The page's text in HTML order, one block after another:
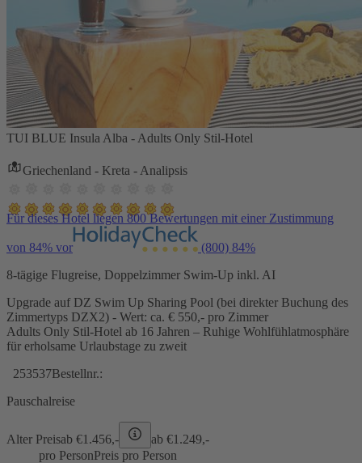
TUI BLUE Insula Alba - Adults Only Stil-Hotel
Griechenland - Kreta - Analipsis
Für dieses Hotel liegen 800 Bewertungen mit einer Zustimmung
von 84% vor (800) 84%
8-tägige Flugreise, Doppelzimmer Swim-Up inkl. AI
Upgrade auf DZ Swim Up Sharing Pool (bei direkter Buchung des
Zimmertyps DZX2) - Wert: ca. € 550,- pro Zimmer
Adults Only Stil-Hotel ab 16 Jahren – Ruhige Wohlfühlatmosphäre
für erholsame Urlaubstage zu zweit
253537Bestellnr.:
Pauschalreise
Alter Preisab €1.456,- ab €1.249,-
pro PersonPreis pro Person